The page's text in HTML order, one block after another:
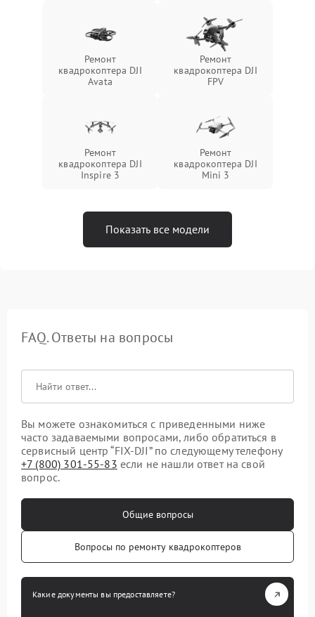
Ремонт
квадрокоптера DJI
Avata
Ремонт
квадрокоптера DJI
FPV
Ремонт
квадрокоптера DJI
Inspire 3
Ремонт
квадрокоптера DJI
Mini 3
Показать все модели
FAQ. Ответы на вопросы
Вы можете ознакомиться с приведенными ниже
часто задаваемыми вопросами, либо обратиться в
сервисный центр “FIX-DJI” по следующему телефону
+7 (800) 301-55-83 если не нашли ответ на свой
вопрос.
Общие вопросы
Вопросы по ремонту квадрокоптеров
Какие документы вы предоставляете?